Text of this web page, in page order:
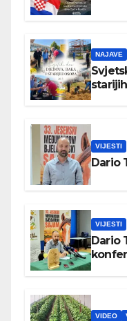
NAJAVE
VIJESTI
Dario
VIJESTI
Dario
VIDEO